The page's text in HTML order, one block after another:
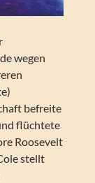
wegen
befreite
flüchtete
Roosevelt
stellt